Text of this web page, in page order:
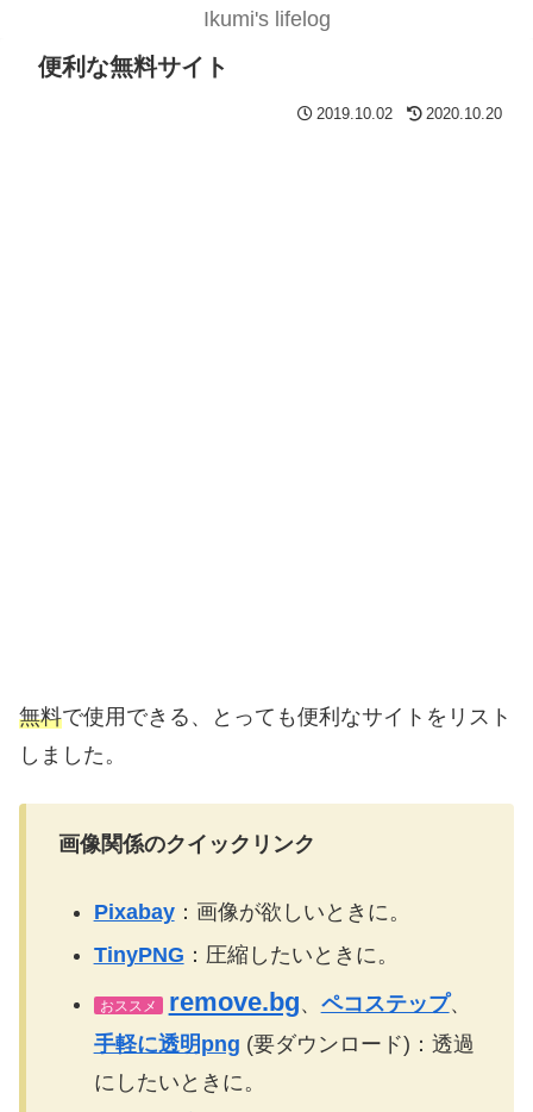
Ikumi's lifelog
便利な無料サイト
2019.10.02 2020.10.20
無料で使用できる、とっても便利なサイトをリスト
しました。
画像関係のクイックリンク
Pixabay：画像が欲しいときに。
TinyPNG ：圧縮したいときに。
おススメ remove.bg、 ペコステップ、
手軽に透明png (要ダウンロード)：透過
にしたいときに。